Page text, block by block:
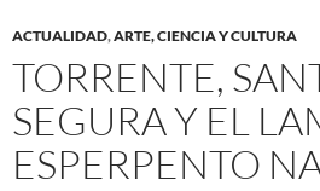
ACTUALIDAD,ARTE, CIENCIA Y CULTURA
TORRENTE,
SEGURA Y EL
ESPERPENTO